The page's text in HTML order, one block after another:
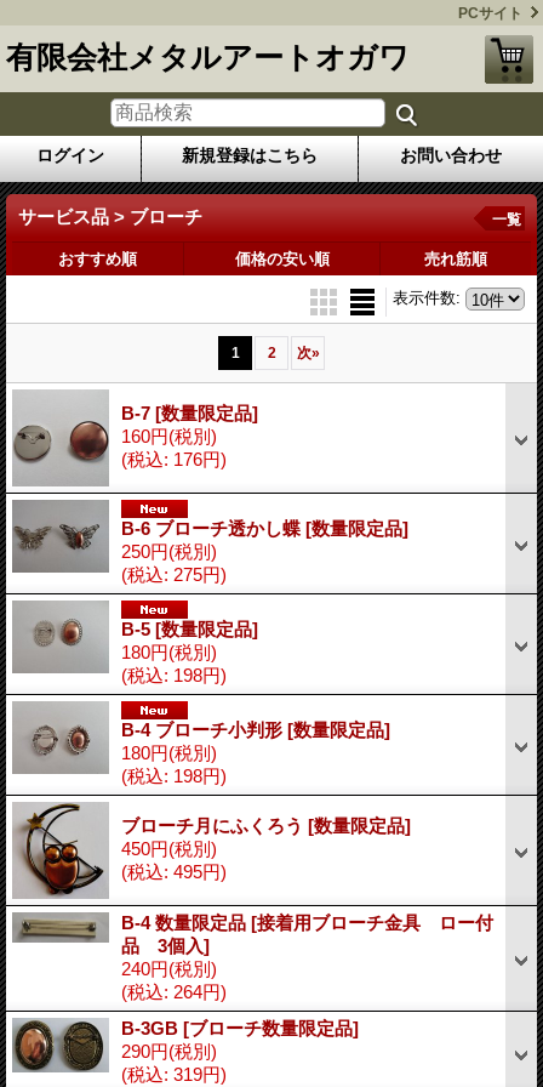
PCサイト
有限会社メタルアートオガワ
ログイン 新規登録はこちら お問い合わせ
サービス品 > ブローチ 一覧
おすすめ順 価格の安い順 売れ筋順
表示件数:
1 2 次»
B-7 [数量限定品]
160円(税別)
(税込: 176円)
B-6 ブローチ透かし蝶 [数量限定品]
250円(税別)
(税込: 275円)
B-5 [数量限定品]
180円(税別)
(税込: 198円)
B-4 ブローチ小判形 [数量限定品]
180円(税別)
(税込: 198円)
ブローチ月にふくろう [数量限定品]
450円(税別)
(税込: 495円)
B-4 数量限定品 [接着用ブローチ金具 ロー付
品 3個入]
240円(税別)
(税込: 264円)
B-3GB [ブローチ数量限定品]
290円(税別)
(税込: 319円)